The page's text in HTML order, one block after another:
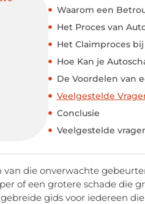
Waarom een
Het Proces van
Het Claimproces
Hoe Kan je
De Voordelen van
Veelgestelde
Conclusie
Veelgestelde
van die onverwachte
of een grotere schade die
gids voor iedereen